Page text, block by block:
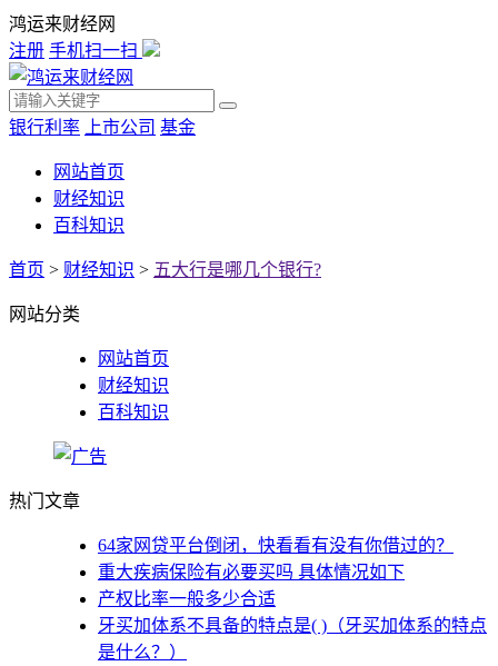
鸿运来财经网
注册 手机扫一扫
银行利率 上市公司 基金
网站首页
财经知识
百科知识
首页 > 财经知识 > 五大行是哪几个银行?
网站分类
网站首页
财经知识
百科知识
热门文章
64家网贷平台倒闭，快看看有没有你借过的？
重大疾病保险有必要买吗 具体情况如下
产权比率一般多少合适
牙买加体系不具备的特点是( )（牙买加体系的特点
是什么？）